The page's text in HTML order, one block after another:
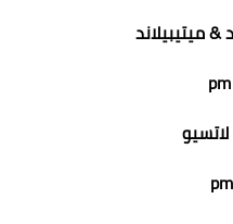
& ميتيبيلاند